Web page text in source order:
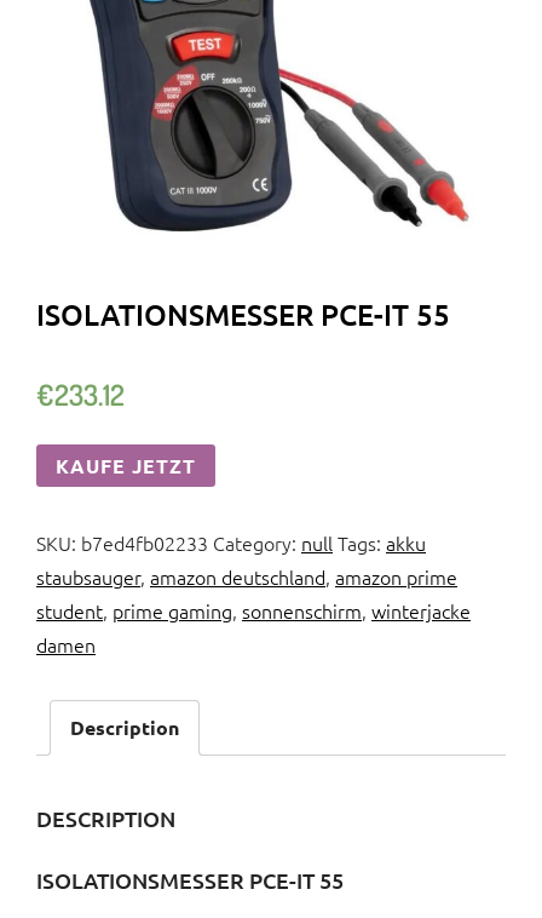
ISOLATIONSMESSER PCE-IT 55
€233.12
KAUFE JETZT
SKU: b7ed4fb02233 Category: nullTags: akku
staubsauger, amazon deutschland, amazon prime
student, prime gaming, sonnenschirm, winterjacke
damen
Description
DESCRIPTION
ISOLATIONSMESSER PCE-IT 55